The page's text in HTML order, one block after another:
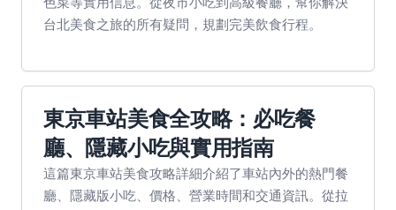
台北美食之旅的所有疑問，規劃完美飲食行程。
東京車站美食全攻略：必吃餐
廳、隱藏小吃與實用指南
這篇東京車站美食攻略詳細介紹了車站內外的熱門餐
廳、隱藏版小吃、價格、營業時間和交通資訊。從拉